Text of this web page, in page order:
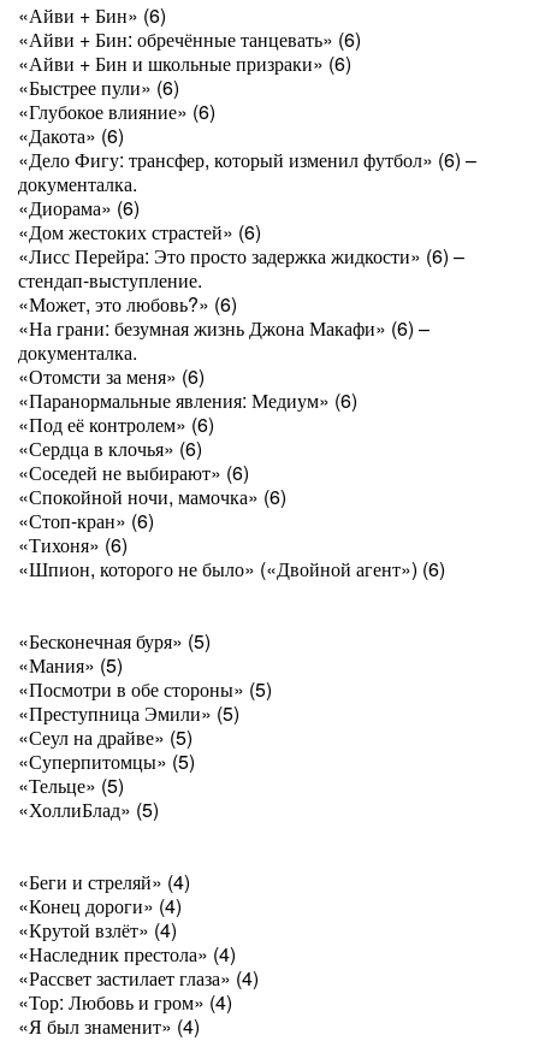
«Айви + Бин» (6)
«Айви + Бин: обречённые танцевать» (6)
«Айви + Бин и школьные призраки» (6)
«Быстрее пули» (6)
«Глубокое влияние» (6)
«Дакота» (6)
«Дело Фигу: трансфер, который изменил футбол» (6) –
документалка.
«Диорама» (6)
«Дом жестоких страстей» (6)
«Лисс Перейра: Это просто задержка жидкости» (6) –
стендап-выступление.
«Может, это любовь?» (6)
«На грани: безумная жизнь Джона Макафи» (6) –
документалка.
«Отомсти за меня» (6)
«Паранормальные явления: Медиум» (6)
«Под её контролем» (6)
«Сердца в клочья» (6)
«Соседей не выбирают» (6)
«Спокойной ночи, мамочка» (6)
«Стоп-кран» (6)
«Тихоня» (6)
«Шпион, которого не было» («Двойной агент») (6)
«Бесконечная буря» (5)
«Мания» (5)
«Посмотри в обе стороны» (5)
«Преступница Эмили» (5)
«Сеул на драйве» (5)
«Суперпитомцы» (5)
«Тельце» (5)
«ХоллиБлад» (5)
«Беги и стреляй» (4)
«Конец дороги» (4)
«Крутой взлёт» (4)
«Наследник престола» (4)
«Рассвет застилает глаза» (4)
«Тор: Любовь и гром» (4)
«Я был знаменит» (4)